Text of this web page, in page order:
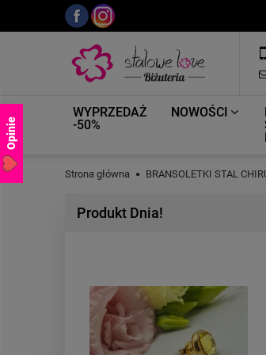
WYPRZEDAŻ
-50%
NOWOŚCI
Strona główna BRANSOLETKI STAL
Produkt Dnia!
Opinie